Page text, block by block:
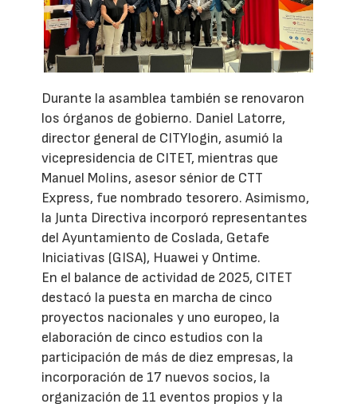
Durante la asamblea también se renovaron
los órganos de gobierno. Daniel Latorre,
director general de CITYlogin, asumió la
vicepresidencia de CITET, mientras que
Manuel Molins, asesor sénior de CTT
Express, fue nombrado tesorero. Asimismo,
la Junta Directiva incorporó representantes
del Ayuntamiento de Coslada, Getafe
Iniciativas (GISA), Huawei y Ontime.
En el balance de actividad de 2025, CITET
destacó la puesta en marcha de cinco
proyectos nacionales y uno europeo, la
elaboración de cinco estudios con la
participación de más de diez empresas, la
incorporación de 17 nuevos socios, la
organización de 11 eventos propios y la